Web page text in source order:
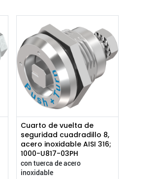
Cuarto de vuelta de
seguridad cuadradillo 8,
acero inoxidable AISI 316;
1000-U817-03PH
con tuerca de acero
inoxidable